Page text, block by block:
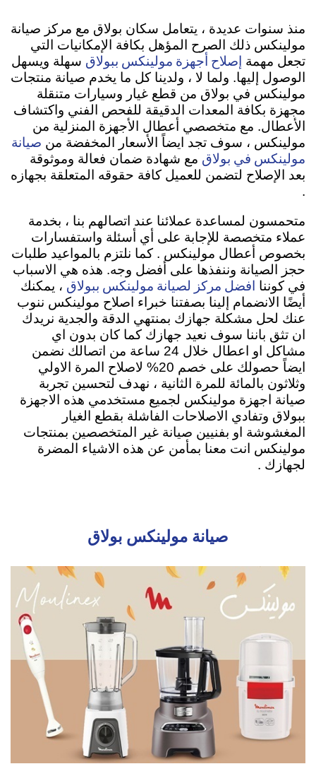
منذ سنوات عديدة ، يتعامل سكان بولاق مع مركز صيانة
مولينكس ذلك الصرح المؤهل بكافة الإمكانيات التي
تجعل مهمة إصلاح أجهزة مولينكس ببولاق سهلة ويسهل
الوصول إليها. ولما لا ، ولدينا كل ما يخدم صيانة منتجات
مولينكس في بولاق من قطع غيار وسيارات متنقلة
مجهزة بكافة المعدات الدقيقة للفحص الفني واكتشاف
الأعطال. مع متخصصي أعطال الأجهزة المنزلية من
مولينكس ، سوف تجد ايضاً الأسعار المخفضة من صيانة
مولينكس في بولاق مع شهادة ضمان فعالة وموثوقة
بعد الإصلاح لتضمن للعميل كافة حقوقه المتعلقة بجهازه
.
متحمسون لمساعدة عملائنا عند اتصالهم بنا ، بخدمة
عملاء متخصصة للإجابة على أي أسئلة واستفسارات
بخصوص أعطال مولينكس . كما نلتزم بالمواعيد طلبات
حجز الصيانة وننفذها على أفضل وجه. هذه هي الاسباب
في كوننا افضل مركز لصيانة مولينكس ببولاق ، يمكنك
أيضًا الانضمام إلينا بصفتنا خبراء اصلاح مولينكس ننوب
عنك لحل مشكلة جهازك بمنتهي الدقة والجدية نريدك
ان تثق باننا سوف نعيد جهازك كما كان بدون اي
مشاكل او اعطال خلال 24 ساعة من اتصالك نضمن
ايضاً حصولك على خصم 20% لاصلاح المرة الاولي
وثلاثون بالمائة للمرة الثانية ، نهدف لتحسين تجربة
صيانة اجهزة مولينكس لجميع مستخدمي هذه الاجهزة
ببولاق وتفادي الاصلاحات الفاشلة بقطع الغيار
المغشوشة او بفنيين صيانة غير المتخصصين بمنتجات
مولينكس انت معنا بمأمن عن هذه الاشياء المضرة
لجهازك .
صيانة مولينكس بولاق